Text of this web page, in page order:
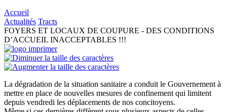
Accueil
Actualités Tracts
FOYERS ET LOCAUX DE COUPURE - DES CONDITIONS
D’ACCUEIL INACCEPTABLES !!!
La dégradation de la situation sanitaire a conduit le Gouvernement à
mettre en place de nouvelles mesures de confinement qui limitent
depuis vendredi les déplacements de nos concitoyens.